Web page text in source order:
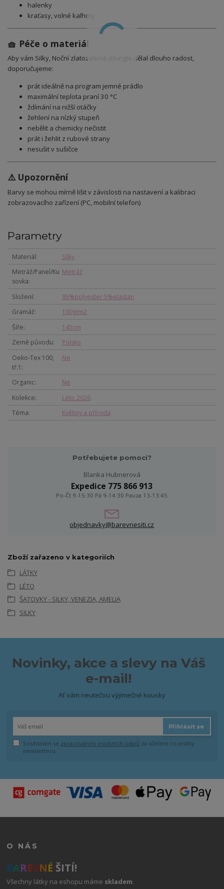
halenky
kraťasy, volné kalhoty
🧺 Péče o materiál
Aby vám Silky, Noční zlatozelená džungle dělal dlouho radost,
doporučujeme:
prát ideálně na program jemné prádlo
maximální teplota praní 30 °C
ždímání na nižší otáčky
žehlení na nízký stupeň
nebělit a chemicky nečistit
prát i žehlit z rubové strany
nesušit v sušičce
⚠️ Upozornění
Barvy se mohou mírně lišit v závislosti na nastavení a kalibraci
zobrazovacího zařízení (PC, mobilní telefon)
Parametry
Materiál
Silky
Metráž/Panel/Ku
sovka
Metráž
Složení
95%polyester 5%elastan
Gramáž
100g/m2
Šíře
145cm
Země původu
Polsko
Oeko-Tex 100,
tř.1
Ne
Organic
Ne
Kolekce
Léto 2026
Téma
Květiny a příroda
Potřebujete pomoci?
Blanka Hubnerová
Expedice 775 866 913
Po-Čt 9-15:30 Pá 9-14:30 Pauza 13-13:45
objednavky@barevnesiti.cz
Zboží zařazeno v kategoriích
LÁTKY
LÉTO
ŠATOVKY - SILKY, VENEZIA, AMELIA
SILKY
Novinky, akce a slevy na Váš
e-mail!
Ať vám neutečou výjimečné kousky
Přihlásit se
Souhlasím se zpracováním osobních údajů za účelem rozesílky
newsletteru.
O NÁS
BAREVNÉ ŠITÍ!
Všechny látky na eshopu máme skladem.